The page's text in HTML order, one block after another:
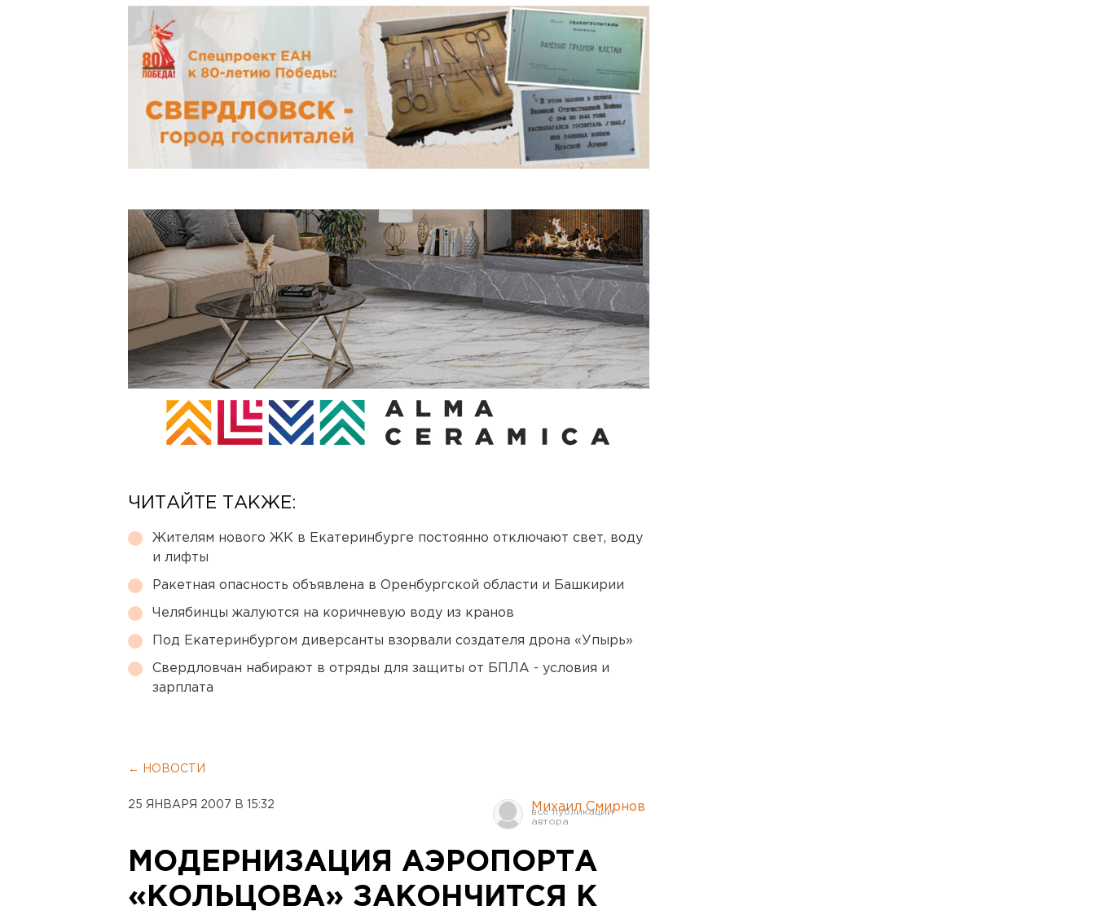
ЧИТАЙТЕ ТАКЖЕ:
Жителям нового ЖК в Екатеринбурге постоянно отключают свет, воду
и лифты
Ракетная опасность объявлена в Оренбургской области и Башкирии
Челябинцы жалуются на коричневую воду из кранов
Под Екатеринбургом диверсанты взорвали создателя дрона «Упырь»
Свердловчан набирают в отряды для защиты от БПЛА - условия и
зарплата
← НОВОСТИ
25 ЯНВАРЯ 2007 В 15:32 Михаил Смирнов
МОДЕРНИЗАЦИЯ АЭРОПОРТА
«КОЛЬЦОВА» ЗАКОНЧИТСЯ К